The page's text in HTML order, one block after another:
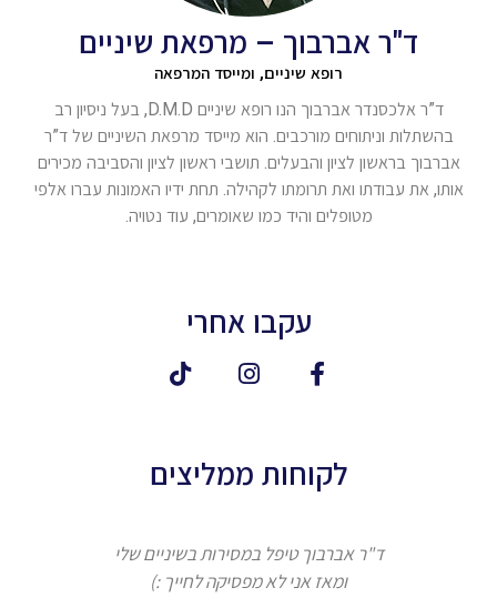
ד"ר אברבוך – מרפאת שיניים
רופא שיניים, ומייסד המרפאה
ד”ר אלכסנדר אברבוך הנו רופא שיניים D.M.D, בעל ניסיון רב
בהשתלות וניתוחים מורכבים. הוא מייסד מרפאת השיניים של ד”ר
אברבוך בראשון לציון והבעלים. תושבי ראשון לציון והסביבה מכירים
אותו, את עבודתו ואת תרומתו לקהילה. תחת ידיו האמונות עברו אלפי
מטופלים והיד כמו שאומרים, עוד נטויה.
עקבו אחרי
לקוחות ממליצים
ד"ר אברבוך טיפל במסירות בשיניים שלי
ומאז אני לא מפסיקה לחייך :)